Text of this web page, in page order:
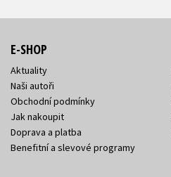
E-SHOP
Aktuality
Naši autoři
Obchodní podmínky
Jak nakoupit
Doprava a platba
Benefitní a slevové programy